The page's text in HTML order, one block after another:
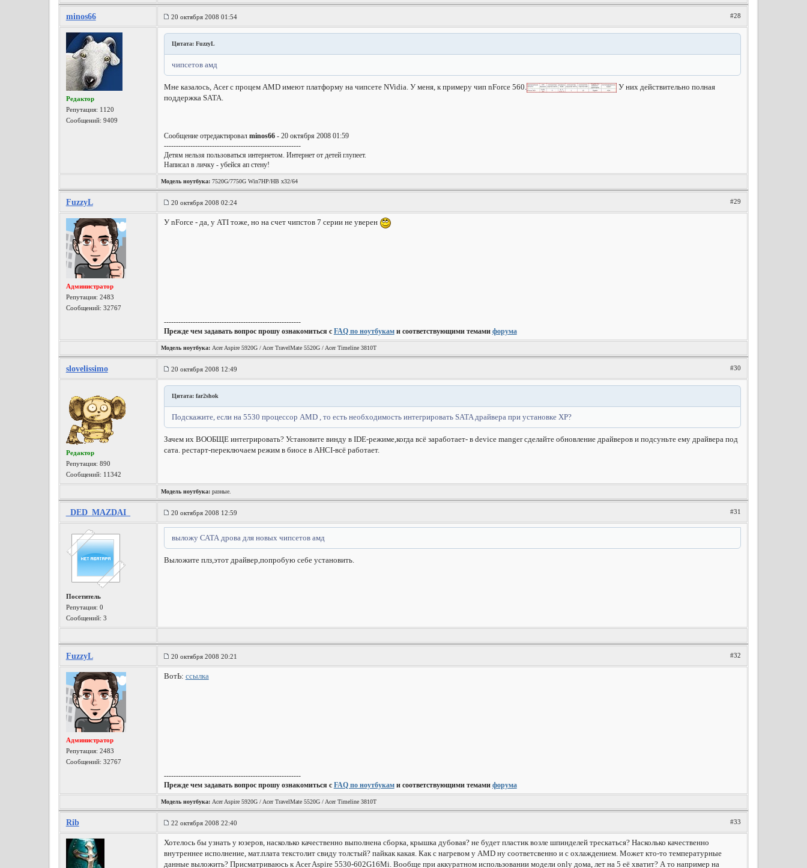
minos66 20 октября 2008 01:54 #28
Редактор
Репутация: 1120
Сообщений: 9409
Цитата: FuzzyL
чипсетов амд
Мне казалось, Acer с процем AMD имеют платформу на чипсете NVidia. У меня, к примеру чип nForce 560.
У них действительно полная
поддержка SATA.
Сообщение отредактировал minos66- 20 октября 2008 01:59
---------------------------------------------------------
Детям нельзя пользоваться интернетом. Интернет от детей глупеет.
Написал в личку - убейся ап стену!
Модель ноутбука:7520G/7750G Win7HP/HB x32/64
FuzzyL 20 октября 2008 02:24 #29
Администратор
Репутация: 2483
Сообщений: 32767
У nForce - да, у ATI тоже, но на счет чипстов 7 серии не уверен
---------------------------------------------------------
Прежде чем задавать вопрос прошу ознакомиться с FAQ по ноутбуками соответствующими темами форума
Модель ноутбука:Acer Aspire 5920G / Acer TravelMate 5520G / Acer Timeline 3810T
slovelissimo 20 октября 2008 12:49 #30
Редактор
Репутация: 890
Сообщений: 11342
Цитата: far2shok
Подскажите, если на 5530 процессор АМD , то есть необходимость интегрировать SATA драйвера при установке ХР?
Зачем их ВООБЩЕ интегрировать? Установите винду в IDE-режиме,когда всё заработает- в device manger сделайте обновление драйверов и подсуньте ему драйвера под
сата. рестарт-переключаем режим в биосе в AHCI-всё работает.
Модель ноутбука:разные.
_DED_MAZDAI_ 20 октября 2008 12:59 #31
Посетитель
Репутация: 0
Сообщений: 3
выложу САТА дрова для новых чипсетов амд
Выложите плз,этот драйвер,попробую себе установить.
FuzzyL 20 октября 2008 20:21 #32
Администратор
Репутация: 2483
Сообщений: 32767
ВотЬ: ссылка
---------------------------------------------------------
Прежде чем задавать вопрос прошу ознакомиться с FAQ по ноутбуками соответствующими темами форума
Модель ноутбука:Acer Aspire 5920G / Acer TravelMate 5520G / Acer Timeline 3810T
Rib 22 октября 2008 22:40 #33
Хотелось бы узнать у юзеров, насколько качественно выполнена сборка, крышка дубовая? не будет пластик возле шпинделей трескаться? Насколько качественно
внутреннее исполнение, мат.плата текстолит свиду толстый? пайкак какая. Как с нагревом у AMD ну соответсвенно и с охлаждением. Может кто-то температурные
данные выложить? Присматриваюсь к Acer Aspire 5530-602G16Mi. Вообще при аккуратном использовании модели only дома, лет на 5 её хватит? А то например на